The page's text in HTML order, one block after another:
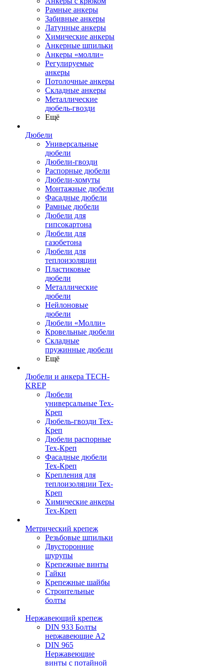
Рамные анкеры
Забивные анкеры
Латунные анкеры
Химические анкеры
Анкерные шпильки
Анкеры «молли»
Регулируемые
анкеры
Потолочные анкеры
Складные анкеры
Металлические
дюбель-гвозди
Ещё
Дюбели
Универсальные
дюбели
Дюбели-гвозди
Распорные дюбели
Дюбели-хомуты
Монтажные дюбели
Фасадные дюбели
Рамные дюбели
Дюбели для
гипсокартона
Дюбели для
газобетона
Дюбели для
теплоизоляции
Пластиковые
дюбели
Металлические
дюбели
Нейлоновые
дюбели
Дюбели «Молли»
Кровельные дюбели
Складные
пружинные дюбели
Ещё
Дюбели и анкера TECH-
KREP
Дюбели
универсальные Тех-
Креп
Дюбель-гвозди Тех-
Креп
Дюбели распорные
Тех-Креп
Фасадные дюбели
Тех-Креп
Крепления для
теплоизоляции Тех-
Креп
Химические анкеры
Тех-Креп
Метрический крепеж
Резьбовые шпильки
Двусторонние
шурупы
Крепежные винты
Гайки
Крепежные шайбы
Строительные
болты
Нержавеющий крепеж
DIN 933 Болты
нержавеющие А2
DIN 965
Нержавеющие
винты с потайной